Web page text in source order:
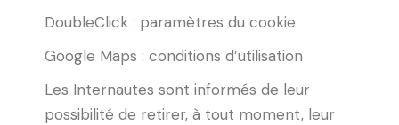
DoubleClick : paramètres du cookie
Google Maps : conditions d’utilisation
Les Internautes sont informés de leur
possibilité de retirer, à tout moment, leur